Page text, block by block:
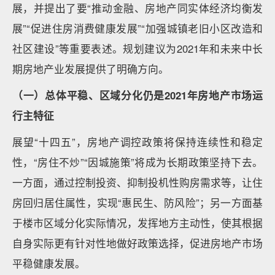
展，并提出了要“推动金融、房地产同实体经济均衡发
展”“促进住房消费健康发展”“加强城镇老旧小区改造和
社区建设”等重要表述。规划建议为2021年和未来中长
期房地产业发展提供了明确方向。
（一）总体平稳、区域分化仍是2021年房地产市场运
行主特征
展望“十四五”，房地产调控政策将保持连续性和稳定
性，“房住不炒”“因城施策”将成为长期政策坚持下去。
一方面，通过控制投资、抑制投机性购房需求等，让住
房回归居住属性，实现“惠民生、防风险”；另一方面基
于楼市区域分化实际情况，发挥地方主动性，使其根据
自身实际更有针对性地做好政策选择，促进房地产市场
平稳健康发展。